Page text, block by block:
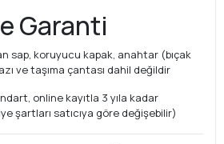
Garanti
sap, koruyucu kapak, anahtar (bıçak
ve taşıma çantası dahil değildir
online kayıtla 3 yıla kadar
şartları satıcıya göre değişebilir)